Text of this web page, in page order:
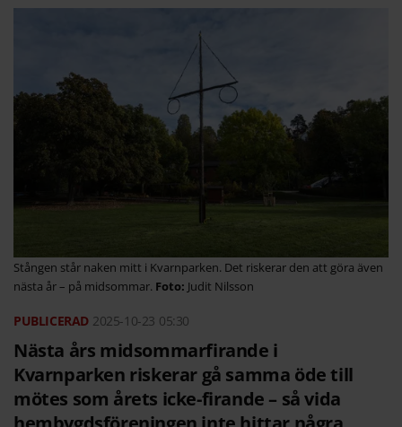
Stången står naken mitt i Kvarnparken. Det riskerar den att göra även
nästa år – på midsommar.
Judit Nilsson
2025-10-23 05:30
Nästa års midsommarfirande i
Kvarnparken riskerar gå samma öde till
mötes som årets icke-firande – så vida